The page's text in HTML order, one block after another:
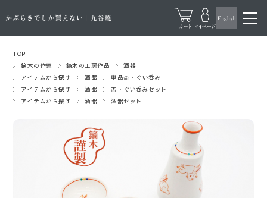
TOP
鏑木の作家
鏑木の工房作品
酒器
アイテムから探す
酒器
単品盃・ぐい呑み
アイテムから探す
酒器
盃・ぐい呑みセット
アイテムから探す
酒器 酒器セット